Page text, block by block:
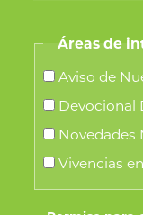
Áreas de
Aviso de
Devocional
Novedades
Vivencias